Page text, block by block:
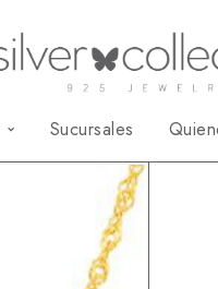
Sucursales